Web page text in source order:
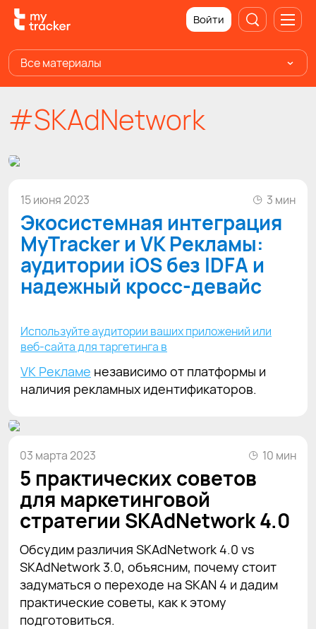
Войти
Все материалы
#SKAdNetwork
15 июня 2023 3 мин
Экосистемная интеграция
MyTracker и VK Рекламы:
аудитории iOS без IDFA и
надежный кросс-девайс
Используйте аудитории ваших приложений или
веб-сайта для таргетинга в
VK Рекламе независимо от платформы и
наличия рекламных идентификаторов.
03 марта 2023 10 мин
5 практических советов
для маркетинговой
стратегии SKAdNetwork 4.0
Обсудим различия SKAdNetwork 4.0 vs
SKAdNetwork 3.0, объясним, почему стоит
задуматься о переходе на SKAN 4 и дадим
практические советы, как к этому
подготовиться.